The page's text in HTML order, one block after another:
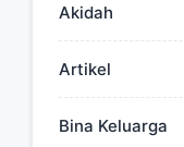
Akidah
Artikel
Bina Keluarga